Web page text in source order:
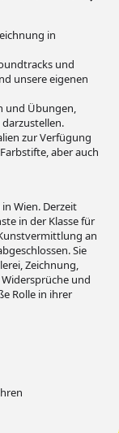
in
und
unsere eigenen
und Übungen,
zur Verfügung
aber auch
Wien. Derzeit
in der Klasse für
an
Sie
Zeichnung,
und
Rolle in ihrer